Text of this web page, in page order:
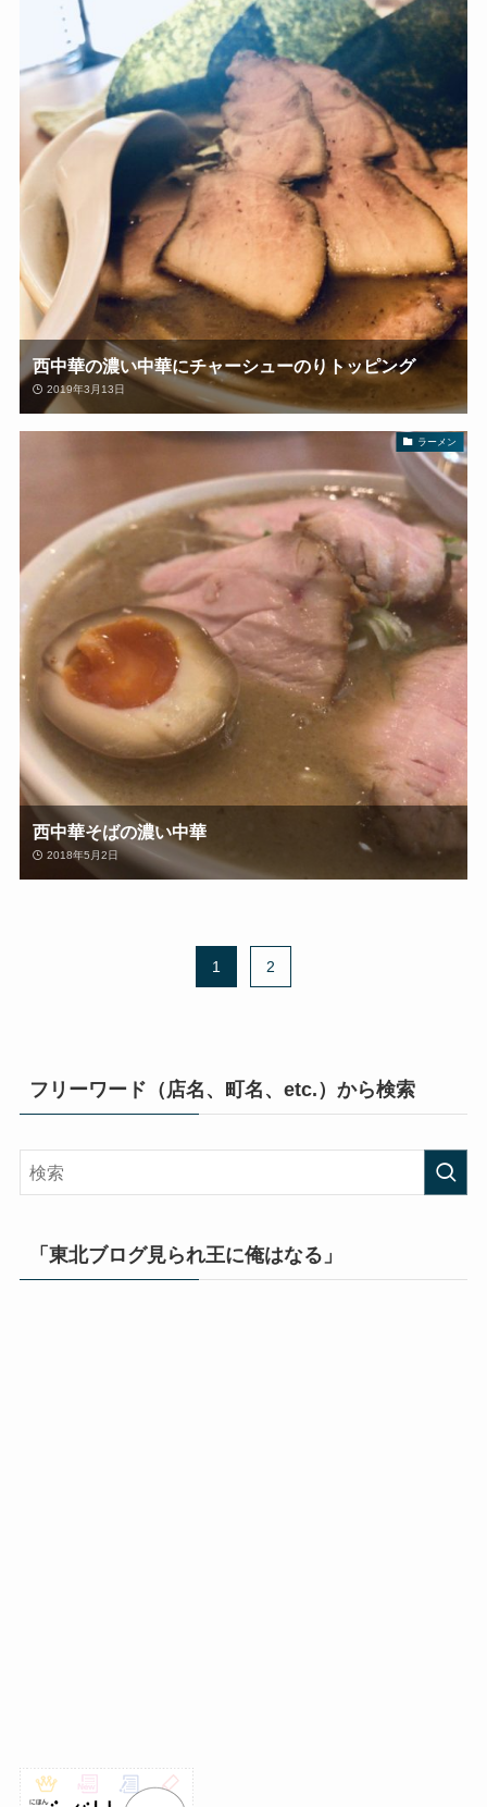
西中華の濃い中華にチャーシューのりトッピング
2019年3月13日
ラーメン
西中華そばの濃い中華
2018年5月2日
1 2
フリーワード（店名、町名、etc.）から検索
「東北ブログ見られ王に俺はなる」